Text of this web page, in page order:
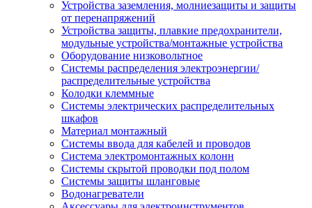
Устройства заземления, молниезащиты и защиты
от перенапряжений
Устройства защиты, плавкие предохранители,
модульные устройства/монтажные устройства
Оборудование низковольтное
Системы распределения электроэнергии/
распределительные устройства
Колодки клеммные
Системы электрических распределительных
шкафов
Материал монтажный
Системы ввода для кабелей и проводов
Система электромонтажных колонн
Системы скрытой проводки под полом
Системы защиты шланговые
Водонагреватели